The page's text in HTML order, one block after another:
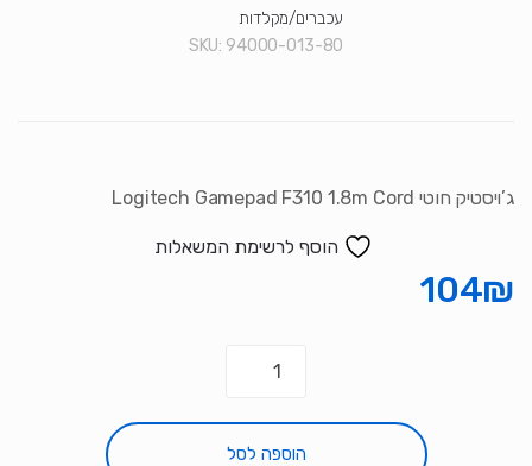
עכברים/מקלדות
SKU: 94000-013-80
ג’ויסטיק חוטי Logitech Gamepad F310 1.8m Cord
הוסף לרשימת המשאלות
104₪
ג'ויסטיק
חוטי
הוספה לסל